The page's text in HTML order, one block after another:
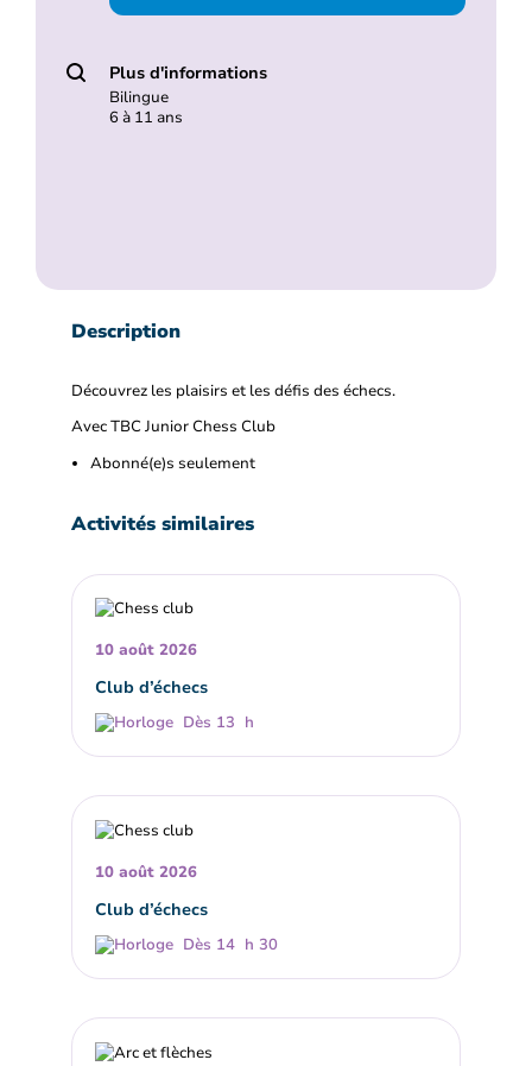
Plus d'informations
Bilingue
6 à 11 ans
Description
Découvrez les plaisirs et les défis des échecs.
Avec TBC Junior Chess Club
Abonné(e)s seulement
Activités similaires
10 août 2026
Club d’échecs
Dès 13 h
10 août 2026
Club d’échecs
Dès 14 h 30